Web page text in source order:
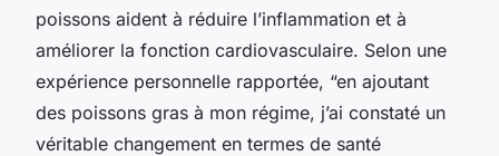
poissons aident à réduire l’inflammation et à
améliorer la fonction cardiovasculaire. Selon une
expérience personnelle rapportée, “en ajoutant
des poissons gras à mon régime, j’ai constaté un
véritable changement en termes de santé